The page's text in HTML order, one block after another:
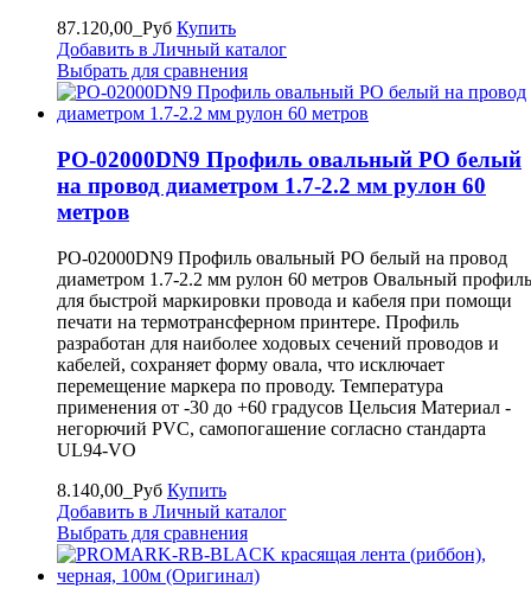
87.120,00_Руб Купить
Добавить в Личный каталог
Выбрать для сравнения
PO-02000DN9 Профиль овальный PO белый
на провод диаметром 1.7-2.2 мм рулон 60
метров
PO-02000DN9 Профиль овальный PO белый на провод
диаметром 1.7-2.2 мм рулон 60 метров Овальный профиль
для быстрой маркировки провода и кабеля при помощи
печати на термотрансферном принтере. Профиль
разработан для наиболее ходовых сечений проводов и
кабелей, сохраняет форму овала, что исключает
перемещение маркера по проводу. Температура
применения от -30 до +60 градусов Цельсия Материал -
негорючий PVC, самопогашение согласно стандарта
UL94-VO
8.140,00_Руб Купить
Добавить в Личный каталог
Выбрать для сравнения